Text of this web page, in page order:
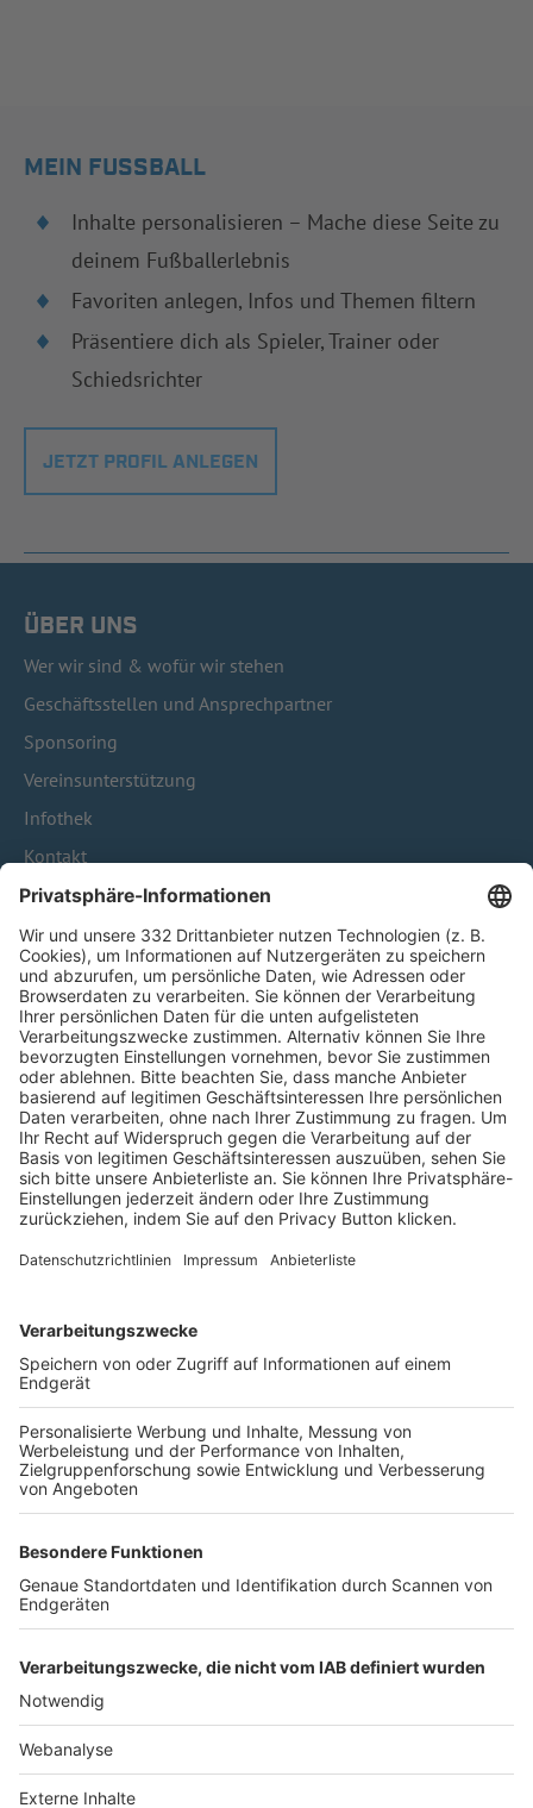
MEIN FUSSBALL
Inhalte personalisieren – Mache diese Seite zu
deinem Fußballerlebnis
Favoriten anlegen, Infos und Themen filtern
Präsentiere dich als Spieler, Trainer oder
Schiedsrichter
JETZT PROFIL ANLEGEN
ÜBER UNS
Wer wir sind & wofür wir stehen
Geschäftsstellen und Ansprechpartner
Sponsoring
Vereinsunterstützung
Infothek
Kontakt
HÄUFIG BESUCHTE SEITEN
Pässe und Vereinswechsel
Trainerausbildung
Schulungsangebot Vereinsmitarbeiter
BFV-Geschäftsstellen
Trainerbörse
Login SpielPlus
FOLGE DEM BFV
TOP-VEREINE
TOP-PARTNER
Nutzungsbedingungen Datenschutz Impressum